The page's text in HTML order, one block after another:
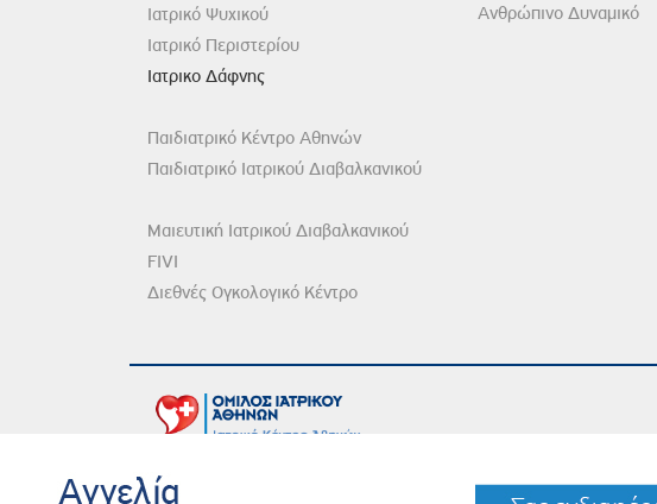
Ιατρικό Ψυχικού
Ιατρικό Περιστερίου
Ιατρικο Δάφνης
Παιδιατρικό Κέντρο Αθηνών
Παιδιατρικό Ιατρικού Διαβαλκανικού
Μαιευτική Ιατρικού Διαβαλκανικού
FIVI
Διεθνές Ογκολογικό Κέντρο
Ανθρώπινο Δυναμικό